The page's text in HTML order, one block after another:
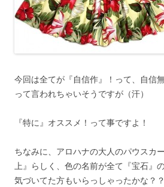
今回は全てが『自信作』！って、自信
って言われちゃいそうですが（汗）
『特に』オススメ！って事ですよ！
ちなみに、アロハナの大人のパウスカ
上』らしく、色の名前が全て『宝石』
気づいてた方もいらっしゃったかな？？